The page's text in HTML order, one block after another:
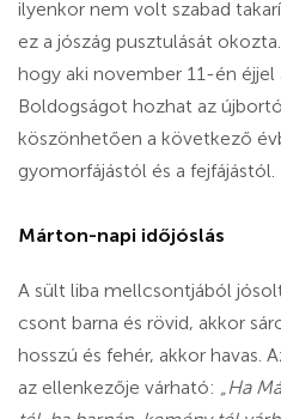
ilyenkor nem volt szabad
ez a jószág pusztulását
hogy aki november 11-én éjjel
Boldogságot hozhat az
köszönhetően a következő
gyomorfájástól és a fejfájástól.
Márton-napi időjóslás
A sült liba mellcsontjából
csont barna és rövid, akkor
hosszú és fehér, akkor havas.
az ellenkezője várható: „Ha